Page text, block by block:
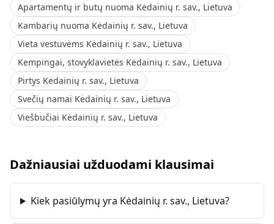
Apartamentų ir butų nuoma Kėdainių r. sav., Lietuva
Kambarių nuoma Kėdainių r. sav., Lietuva
Vieta vestuvėms Kėdainių r. sav., Lietuva
Kempingai, stovyklavietės Kėdainių r. sav., Lietuva
Pirtys Kėdainių r. sav., Lietuva
Svečių namai Kėdainių r. sav., Lietuva
Viešbučiai Kėdainių r. sav., Lietuva
Dažniausiai užduodami klausimai
Kiek pasiūlymų yra Kėdainių r. sav., Lietuva?